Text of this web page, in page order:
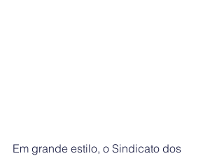
Em grande estilo, o Sindicato dos